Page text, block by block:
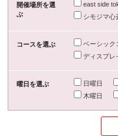
開催場所を選
ぶ
east side
シモジマ心
コースを選ぶ ベーシック
ディスプレ
曜日を選ぶ 日曜日
木曜日